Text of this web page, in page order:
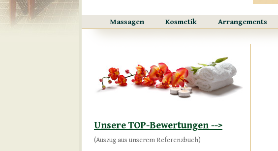
Massagen Kosmetik Arrangements
Unsere TOP-Bewertungen -->
(Auszug aus unserem Referenzbuch)